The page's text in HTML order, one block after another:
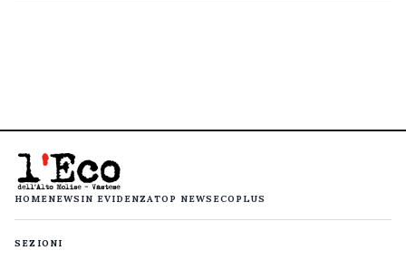
HOMENEWS IN EVIDENZATOP NEWS ECOPLUS
SEZIONI